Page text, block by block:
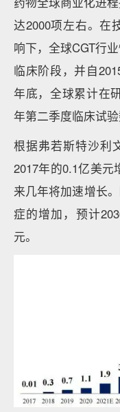
达2000项左右。在
响下，全球CGT行
临床阶段，并自
年底，全球累计在
年第二季度临床试验
根据弗若斯特沙利
2017年的0.1亿美元
来几年将加速增长
症的增加，预计
元。